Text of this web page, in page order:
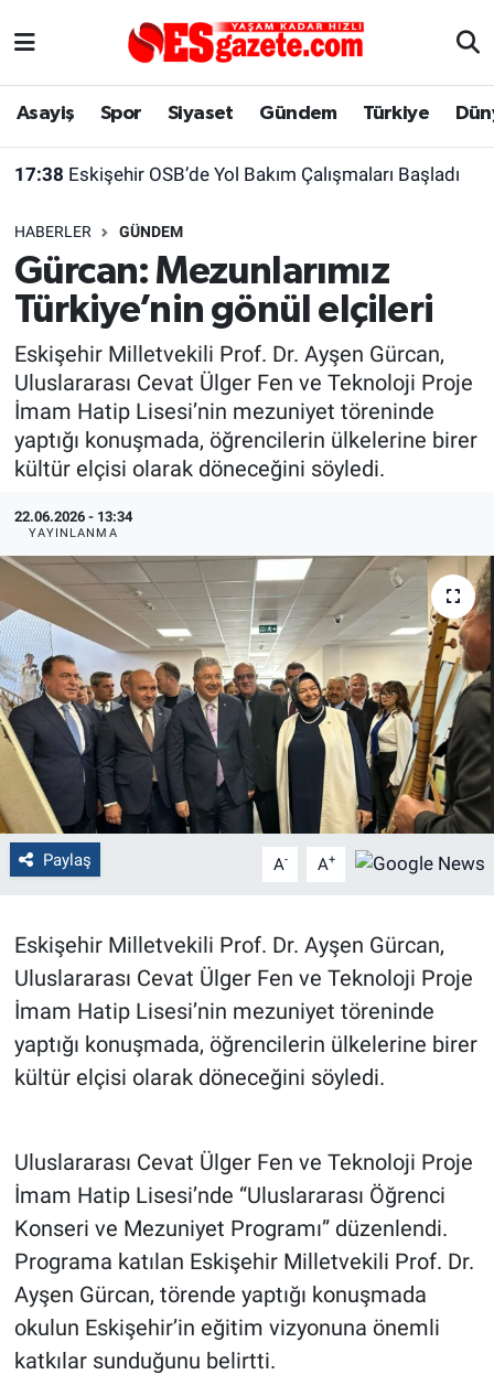
Asayiş Spor Siyaset Gündem Türkiye
17:38 Eskişehir OSB’de Yol Bakım Çalışmaları Başladı
HABERLER GÜNDEM
Gürcan: Mezunlarımız
Türkiye’nin gönül elçileri
Eskişehir Milletvekili Prof. Dr. Ayşen Gürcan,
Uluslararası Cevat Ülger Fen ve Teknoloji Proje
İmam Hatip Lisesi’nin mezuniyet töreninde
yaptığı konuşmada, öğrencilerin ülkelerine birer
kültür elçisi olarak döneceğini söyledi.
22.06.2026 - 13:34
YAYINLANMA
Paylaş A- A+
Eskişehir Milletvekili Prof. Dr. Ayşen Gürcan,
Uluslararası Cevat Ülger Fen ve Teknoloji Proje
İmam Hatip Lisesi’nin mezuniyet töreninde
yaptığı konuşmada, öğrencilerin ülkelerine birer
kültür elçisi olarak döneceğini söyledi.
Uluslararası Cevat Ülger Fen ve Teknoloji Proje
İmam Hatip Lisesi’nde “Uluslararası Öğrenci
Konseri ve Mezuniyet Programı” düzenlendi.
Programa katılan Eskişehir Milletvekili Prof. Dr.
Ayşen Gürcan, törende yaptığı konuşmada
okulun Eskişehir’in eğitim vizyonuna önemli
katkılar sunduğunu belirtti.
Asayiş
Gündem
Türkiye
Dünya
Sağlık
Alış-Veriş/İş dünyası
Yaşam
Eskişehirspor Arşivi
Eskişehir Arşivi
Röportaj
Ekonomi
Kültür Sanat
Politika
Bilecik
Kütahya
Gezi
Genel
Çevre
Yerel
Bilim ve Teknoloji
Eskişehir Nöbetçi Eczaneler
Süper Lig Puan Durumu ve Fikstür
Tüm Manşetler
Son Dakika Haberleri
Haber Arşivi